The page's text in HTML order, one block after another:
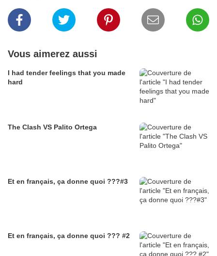
Vous aimerez aussi
I had tender feelings that you made
hard
The Clash VS Palito Ortega
Et en français, ça donne quoi ???#3
Et en français, ça donne quoi ??? #2